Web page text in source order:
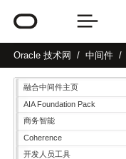
Oracle 技术网 中间件
融合中间件主页
AIA Foundation Pack
商务智能
Coherence
开发人员工具